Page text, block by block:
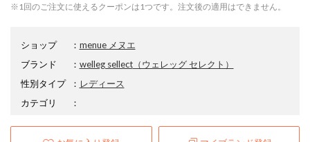
※1回のご注文に使えるクーポンは1つです。注文後の適用はできません。
ショップ ： menue メヌエ
ブランド
： welleg sellect（ウェレッグ セレクト）
性別タイプ
： レディース
カテゴリ
：